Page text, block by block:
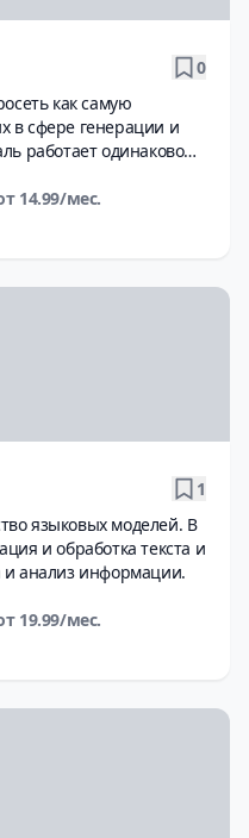
0
как самую
в сфере генерации и
работает одинаково
и таблицами.
14.99/мес.
1
языковых моделей. В
и обработка текста и
и анализ информации.
19.99/мес.